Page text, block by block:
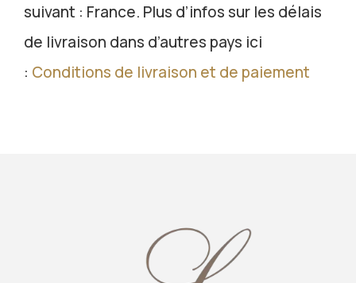
suivant : France. Plus d’infos sur les délais
de livraison dans d’autres pays ici
: Conditions de livraison et de paiement